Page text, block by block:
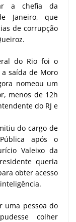
a chefia da
Janeiro, que
de corrupção
do Rio foi o
saída de Moro
nomeou um
menos de 12h
do RJ e
do cargo de
após o
Valeixo da
queria
obter acesso
uma pessoa do
colher